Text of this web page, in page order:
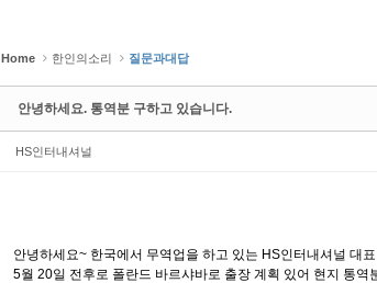
Home 한인의소리 질문과대답
안녕하세요. 통역분 구하고 있습니다.
HS인터내셔널
안녕하세요~ 한국에서 무역업을 하고 있는 HS인터내셔널 대
5월 20일 전후로 폴란드 바르샤바로 출장 계획 있어 현지 통역